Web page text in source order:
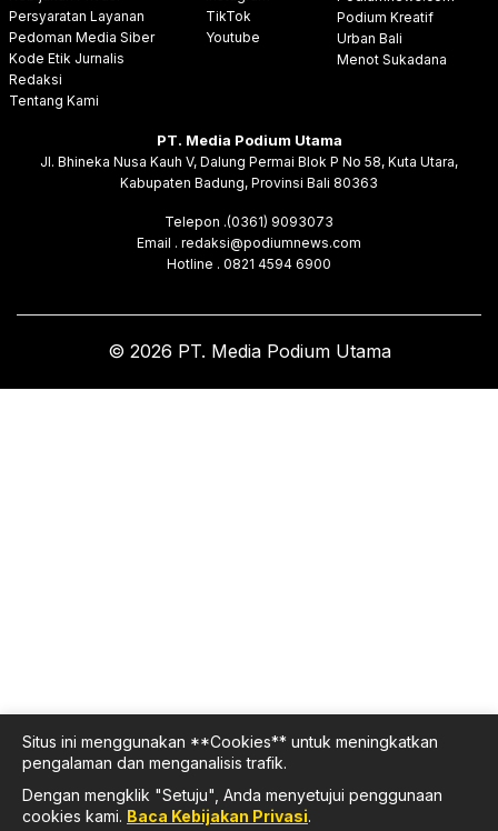
Persyaratan Layanan
Pedoman Media Siber
Kode Etik Jurnalis
Redaksi
Tentang Kami
TikTok
Youtube
Podium Kreatif
Urban Bali
Menot Sukadana
PT. Media Podium Utama
Jl. Bhineka Nusa Kauh V, Dalung Permai Blok P No 58, Kuta Utara,
Kabupaten Badung, Provinsi Bali 80363
Telepon .(0361) 9093073
Email . redaksi@podiumnews.com
Hotline . 0821 4594 6900
© 2026 PT. Media Podium Utama
Situs ini menggunakan **Cookies** untuk meningkatkan
pengalaman dan menganalisis trafik.
Dengan mengklik "Setuju", Anda menyetujui penggunaan
cookies kami. Baca Kebijakan Privasi.